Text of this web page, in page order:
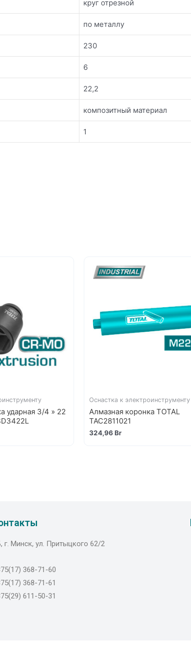
круг отрезной
по металлу
230
6
22,2
композитный материал
1
ударная 3/4 » 22
Оснастка к электроинструменту
Алмазная коронка TOTAL
TAC2811021
324,96Br
г. Минск, ул. Притыцкого 62/2
368-71-60
368-71-61
611-50-31